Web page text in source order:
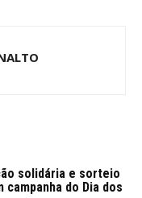
solidária e sorteio
campanha do Dia dos